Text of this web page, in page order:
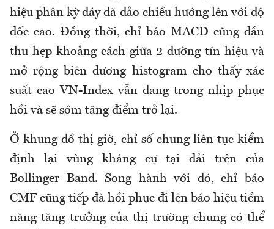
hiệu phân kỳ đáy đã đảo chiều hướng lên với độ
dốc cao. Đồng thời, chỉ báo MACD cũng dần
thu hẹp khoảng cách giữa 2 đường tín hiệu và
mở rộng biên dương histogram cho thấy xác
suất cao VN-Index vẫn đang trong nhịp phục
hồi và sẽ sớm tăng điểm trở lại.
Ở khung đồ thị giờ, chỉ số chung liên tục kiểm
định lại vùng kháng cự tại dải trên của
Bollinger Band. Song hành với đó, chỉ báo
CMF cũng tiếp đà hồi phục đi lên báo hiệu tiềm
năng tăng trưởng của thị trường chung có thể